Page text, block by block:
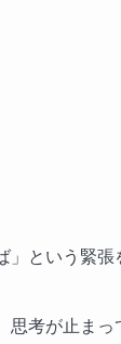
という緊張
考が止まっ